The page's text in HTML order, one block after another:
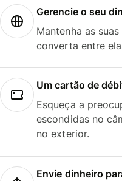
Gerencie o seu
Mantenha as
converta entre
Um cartão de
Esqueça a
escondidas no
no exterior.
Envie dinheiro